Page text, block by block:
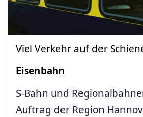
Viel Verkehr auf der
Eisenbahn
S-Bahn und
Auftrag der Region